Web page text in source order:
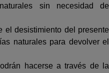
sin necesidad de
el desistimiento del presente
naturales para devolver el
hacerse a través de la